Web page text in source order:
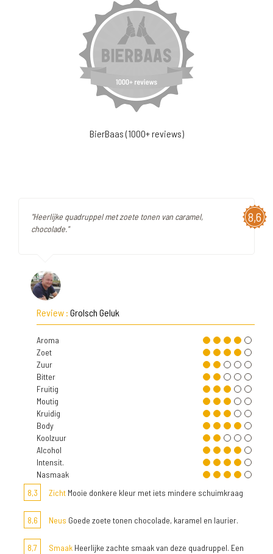
BierBaas (1000+ reviews)
8,6
"Heerlijke quadruppel met zoete tonen van caramel,
chocolade."
Review : Grolsch Geluk
Aroma
Zoet
Zuur
Bitter
Fruitig
Moutig
Kruidig
Body
Koolzuur
Alcohol
Intensit.
Nasmaak
8,3
Zicht Mooie donkere kleur met iets mindere schuimkraag
8,6 Neus Goede zoete tonen chocolade, karamel en laurier.
8,7 Smaak Heerlijke zachte smaak van deze quadruppel. Een